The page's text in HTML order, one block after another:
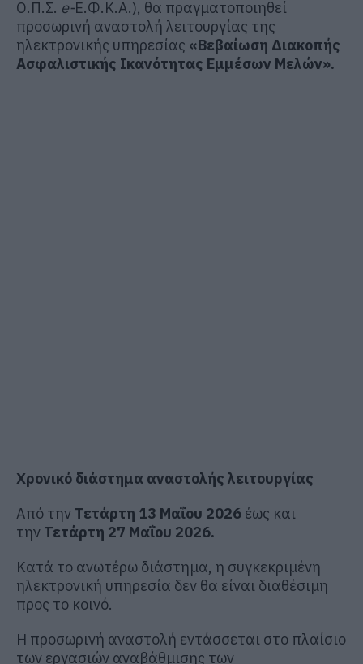
Ο.Π.Σ. e-Ε.Φ.Κ.Α.), θα πραγματοποιηθεί
προσωρινή αναστολή λειτουργίας της
ηλεκτρονικής υπηρεσίας «Βεβαίωση Διακοπής
Ασφαλιστικής Ικανότητας Εμμέσων Μελών».
Χρονικό διάστημα αναστολής λειτουργίας
Από την Τετάρτη 13 Μαΐου 2026 έως και
την Τετάρτη 27 Μαΐου 2026.
Κατά το ανωτέρω διάστημα, η συγκεκριμένη
ηλεκτρονική υπηρεσία δεν θα είναι διαθέσιμη
προς το κοινό.
Η προσωρινή αναστολή εντάσσεται στο πλαίσιο
των εργασιών αναβάθμισης των